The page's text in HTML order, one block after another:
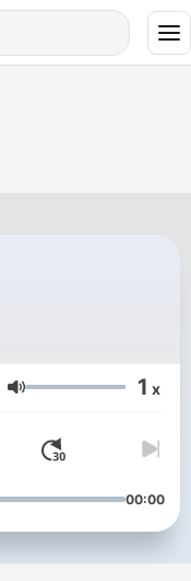
Glasnost 1 x
00:00